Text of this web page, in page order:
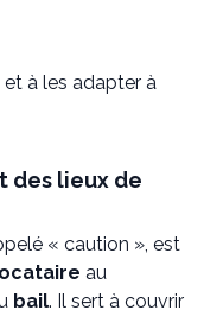
et à les adapter à
des lieux de
« caution », est
au
bail. Il sert à couvrir